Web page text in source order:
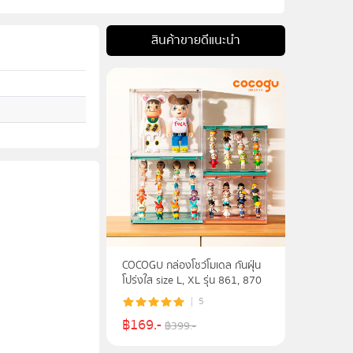
สินค้าขายดีแนะนำ
COCOGU กล่องโชว์โมเดล กันฝุ่น
โปร่งใส size L, XL รุ่น 861, 870
5
฿169.-฿399.-